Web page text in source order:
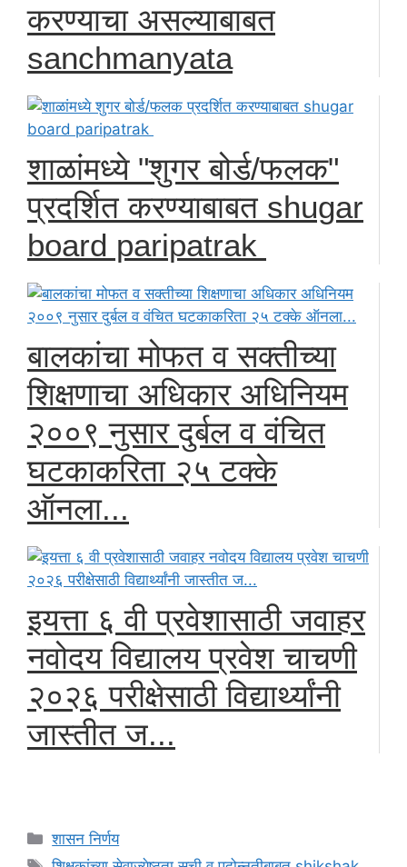
करण्याचा असल्याबाबत
sanchmanyata
शाळांमध्ये "शुगर बोर्ड/फलक"
प्रदर्शित करण्याबाबत shugar
board paripatrak
बालकांचा मोफत व सक्तीच्या
शिक्षणाचा अधिकार अधिनियम
२००९ नुसार दुर्बल व वंचित
घटकाकरिता २५ टक्के
ऑनला...
इयत्ता ६ वी प्रवेशासाठी जवाहर
नवोदय विद्यालय प्रवेश चाचणी
२०२६ परीक्षेसाठी विद्यार्थ्यांनी
जास्तीत ज...
Categories
शासन निर्णय
Tags